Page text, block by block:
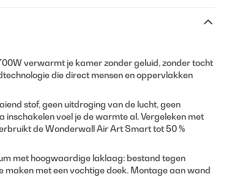
verwarmt je kamer zonder geluid, zonder tocht
die direct mensen en oppervlakken
stof, geen uitdroging van de lucht, geen
inschakelen voel je de warmte al. Vergeleken met
de Wonderwall Air Art Smart tot 50 %
met hoogwaardige laklaag: bestand tegen
maken met een vochtige doek. Montage aan wand